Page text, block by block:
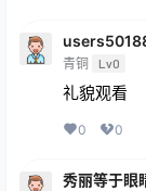
青铜 Lv0
礼貌观看
0 0
秀丽等于眼